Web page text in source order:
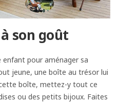
son goût
enfant pour aménager sa
jeune, une boîte au trésor lui
boîte, mettez-y tout ce
ou des petits bijoux. Faites